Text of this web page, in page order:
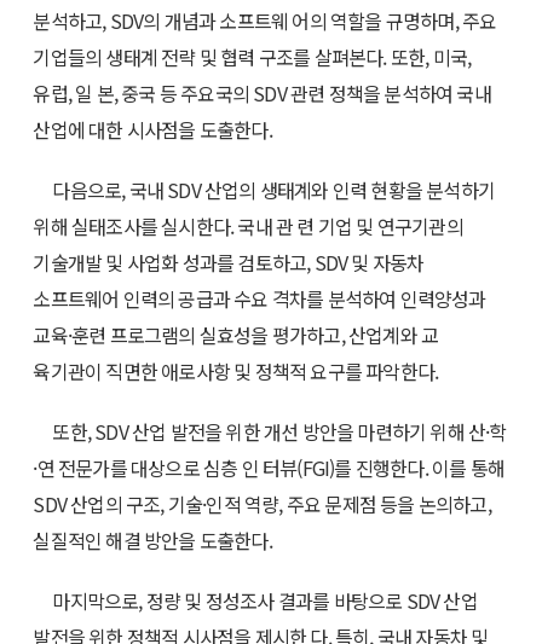
분석하고, SDV의 개념과 소프트웨 어의 역할을 규명하며, 주요
기업들의 생태계 전략 및 협력 구조를 살펴본다. 또한, 미국,
유럽, 일 본, 중국 등 주요국의 SDV 관련 정책을 분석하여 국내
산업에 대한 시사점을 도출한다.
다음으로, 국내 SDV 산업의 생태계와 인력 현황을 분석하기
위해 실태조사를 실시한다. 국내 관 련 기업 및 연구기관의
기술개발 및 사업화 성과를 검토하고, SDV 및 자동차
소프트웨어 인력의 공급과 수요 격차를 분석하여 인력양성과
교육·훈련 프로그램의 실효성을 평가하고, 산업계와 교
육기관이 직면한 애로사항 및 정책적 요구를 파악한다.
또한, SDV 산업 발전을 위한 개선 방안을 마련하기 위해 산·학
·연 전문가를 대상으로 심층 인 터뷰(FGI)를 진행한다. 이를 통해
SDV 산업의 구조, 기술·인적 역량, 주요 문제점 등을 논의하고,
실질적인 해결 방안을 도출한다.
마지막으로, 정량 및 정성조사 결과를 바탕으로 SDV 산업
발전을 위한 정책적 시사점을 제시한 다. 특히, 국내 자동차 및